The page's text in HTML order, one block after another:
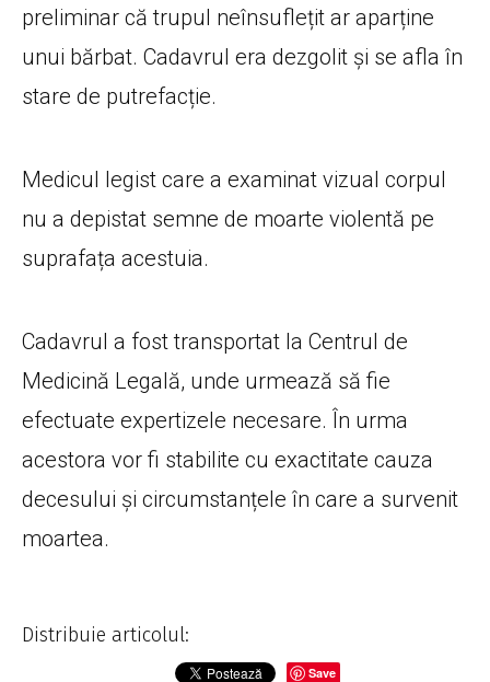
preliminar că trupul neînsuflețit ar aparține
unui bărbat. Cadavrul era dezgolit și se afla în
stare de putrefacție.
Medicul legist care a examinat vizual corpul
nu a depistat semne de moarte violentă pe
suprafața acestuia.
Cadavrul a fost transportat la Centrul de
Medicină Legală, unde urmează să fie
efectuate expertizele necesare. În urma
acestora vor fi stabilite cu exactitate cauza
decesului și circumstanțele în care a survenit
moartea.
Distribuie articolul:
Save